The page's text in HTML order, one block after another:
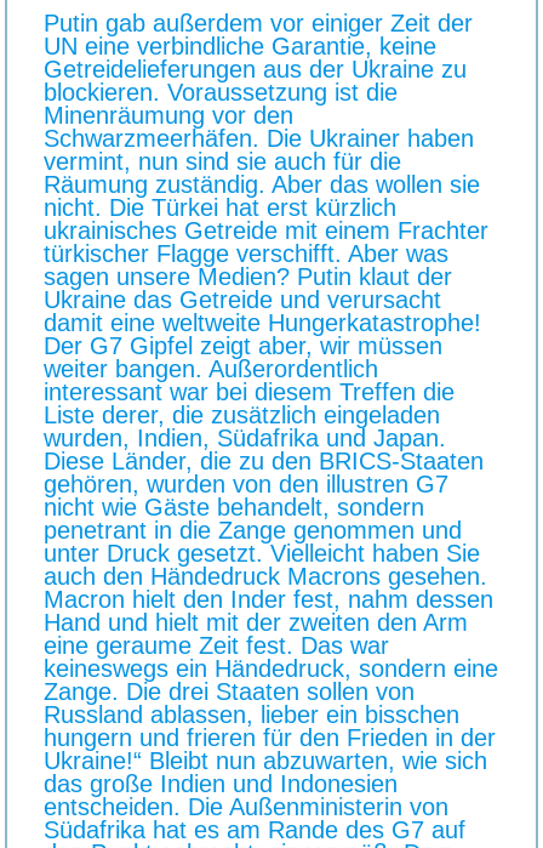
Putin gab außerdem vor einiger Zeit der
UN eine verbindliche Garantie, keine
Getreidelieferungen aus der Ukraine zu
blockieren. Voraussetzung ist die
Minenräumung vor den
Schwarzmeerhäfen. Die Ukrainer haben
vermint, nun sind sie auch für die
Räumung zuständig. Aber das wollen sie
nicht. Die Türkei hat erst kürzlich
ukrainisches Getreide mit einem Frachter
türkischer Flagge verschifft. Aber was
sagen unsere Medien? Putin klaut der
Ukraine das Getreide und verursacht
damit eine weltweite Hungerkatastrophe!
Der G7 Gipfel zeigt aber, wir müssen
weiter bangen. Außerordentlich
interessant war bei diesem Treffen die
Liste derer, die zusätzlich eingeladen
wurden, Indien, Südafrika und Japan.
Diese Länder, die zu den BRICS-Staaten
gehören, wurden von den illustren G7
nicht wie Gäste behandelt, sondern
penetrant in die Zange genommen und
unter Druck gesetzt. Vielleicht haben Sie
auch den Händedruck Macrons gesehen.
Macron hielt den Inder fest, nahm dessen
Hand und hielt mit der zweiten den Arm
eine geraume Zeit fest. Das war
keineswegs ein Händedruck, sondern eine
Zange. Die drei Staaten sollen von
Russland ablassen, lieber ein bisschen
hungern und frieren für den Frieden in der
Ukraine!“ Bleibt nun abzuwarten, wie sich
das große Indien und Indonesien
entscheiden. Die Außenministerin von
Südafrika hat es am Rande des G7 auf